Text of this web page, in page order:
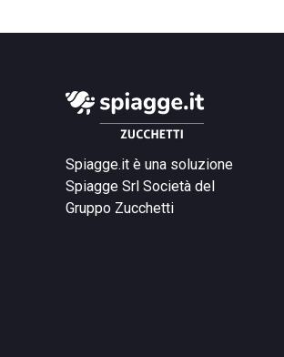
Spiagge.it è una soluzione
Spiagge Srl Società del
Gruppo Zucchetti